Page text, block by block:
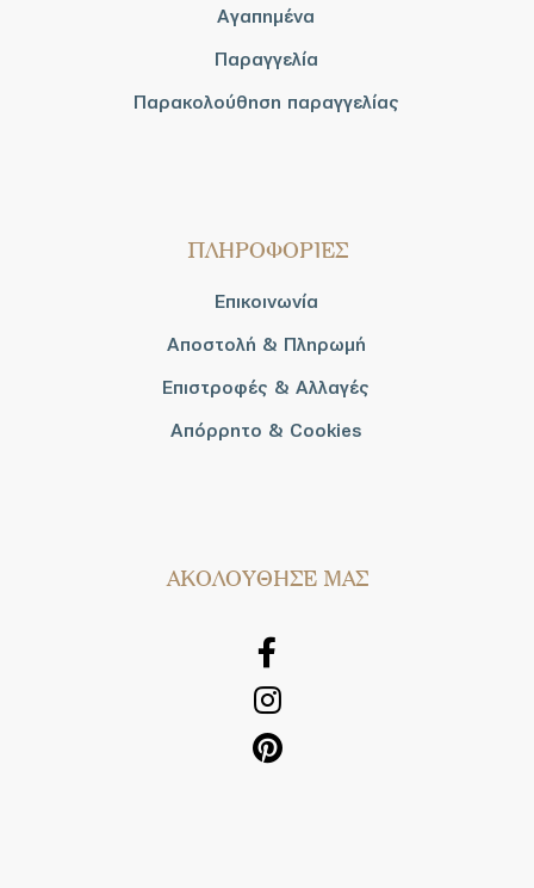
Αγαπημένα
Παραγγελία
Παρακολούθηση παραγγελίας
ΠΛΗΡΟΦΟΡΙΕΣ
Επικοινωνία
Αποστολή & Πληρωμή
Επιστροφές & Αλλαγές
Απόρρητο & Cookies
AΚΟΛΟΥΘΗΣΕ ΜΑΣ